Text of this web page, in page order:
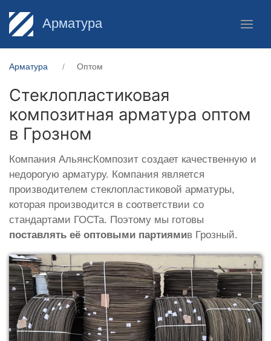
Арматура
Арматура Оптом
Стеклопластиковая
композитная арматура оптом
в Грозном
Компания АльянсКомпозит создает качественную и
недорогую арматуру. Компания является
производителем стеклопластиковой арматуры,
которая производится в соответствии со
стандартами ГОСТа. Поэтому мы готовы
поставлять её оптовыми партиямив Грозный.